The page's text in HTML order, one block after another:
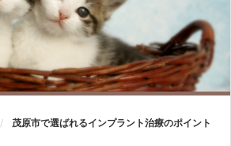
茂原市で選ばれるインプラント治療のポイント